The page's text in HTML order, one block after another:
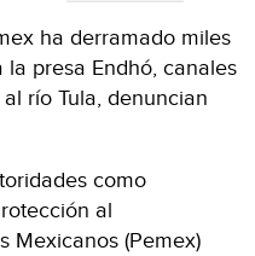
ha derramado miles
presa Endhó, canales
río Tula, denuncian
como
al
Mexicanos (Pemex)